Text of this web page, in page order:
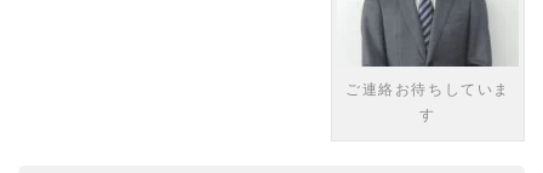
ご連絡お待ちしていま
す